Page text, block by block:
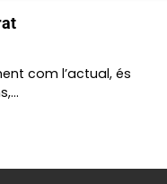
com l’actual, és